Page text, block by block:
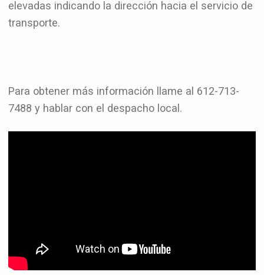
elevadas indicando la dirección hacia el servicio de
transporte.
Para obtener más información llame al 612-713-
7488 y hablar con el despacho local.